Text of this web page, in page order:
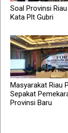
Soal Provinsi
Kata Plt Gubri
Masyarakat Riau
Sepakat
Provinsi Baru